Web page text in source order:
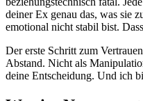
deiner Ex genau das, was sie
emotional nicht stabil bist.
Der erste Schritt zum
Abstand. Nicht als
deine Entscheidung. Und ich